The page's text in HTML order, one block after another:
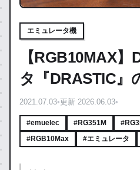
エミュレータ機
【RGB10MAX
タ『DRASTIC』
2021.07.03• 更新 2026.06.03•
#emuelec #RG351M
#RGB10Max
#エミュレータ